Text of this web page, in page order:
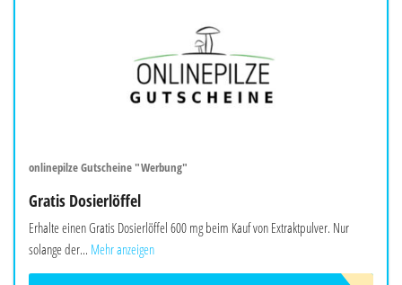
onlinepilze Gutscheine "Werbung"
Gratis Dosierlöffel
Erhalte einen Gratis Dosierlöffel 600 mg beim Kauf von Extraktpulver. Nur
solange der... Mehr anzeigen